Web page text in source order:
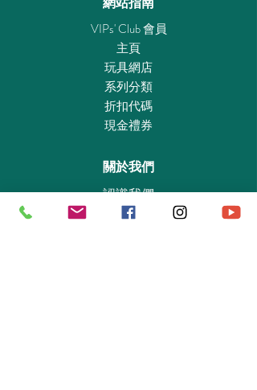
VIPs' Club 會員
主頁
玩具網店
系列分類
折扣代碼
現金禮券
關於我們
認識我們
實體專賣店